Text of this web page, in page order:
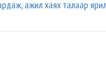
ажил хаях талаар